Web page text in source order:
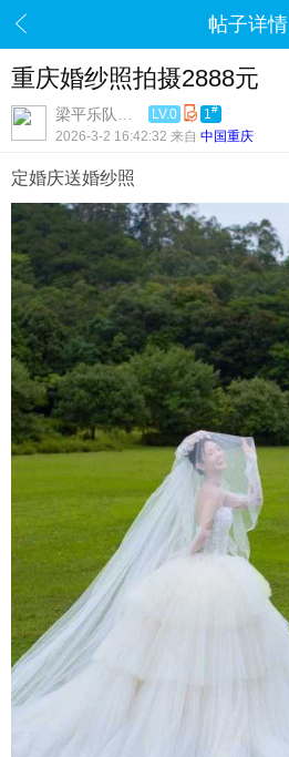
帖子详情
重庆婚纱照拍摄2888元
梁平乐队联系处 LV.0 1#
2026-3-2 16:42:32 来自 中国重庆
定婚庆送婚纱照